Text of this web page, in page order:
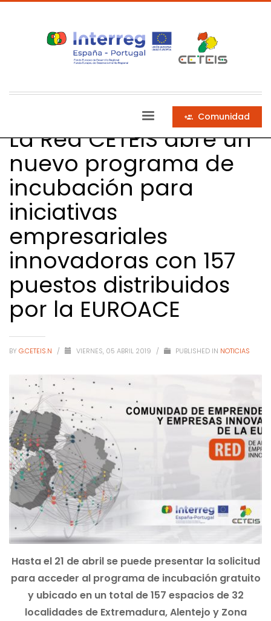
Comunidad
La Red CETEIS abre un
nuevo programa de
incubación para
iniciativas
empresariales
innovadoras con 157
puestos distribuidos
por la EUROACE
BY G.CETEIS.N / VIERNES, 05 ABRIL 2019 / PUBLISHED IN NOTICIAS
Hasta el 21 de abril se puede presentar la solicitud
para acceder al programa de incubación gratuito
y ubicado en un total de 157 espacios de 32
localidades de Extremadura, Alentejo y Zona